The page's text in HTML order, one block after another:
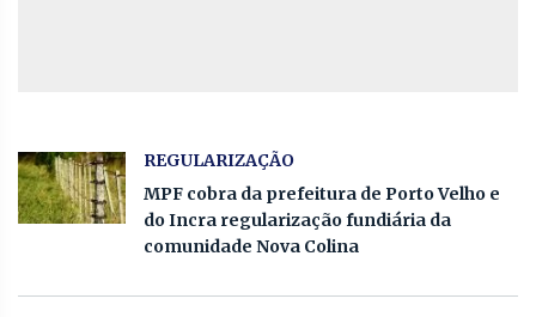
REGULARIZAÇÃO
MPF cobra da prefeitura de Porto Velho e
do Incra regularização fundiária da
comunidade Nova Colina